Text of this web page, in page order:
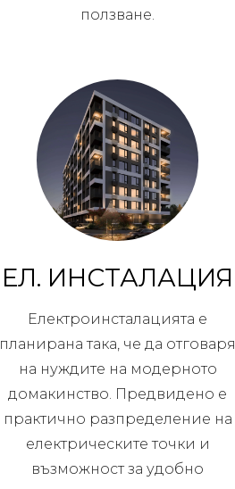
ползване.
ЕЛ. ИНСТАЛАЦИЯ
Електроинсталацията е
планирана така, че да отговаря
на нуждите на модерното
домакинство. Предвидено е
практично разпределение на
електрическите точки и
възможност за удобно